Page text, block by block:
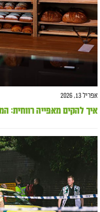
אפריל 13, 2026
איך להקים מאפייה רווחית: